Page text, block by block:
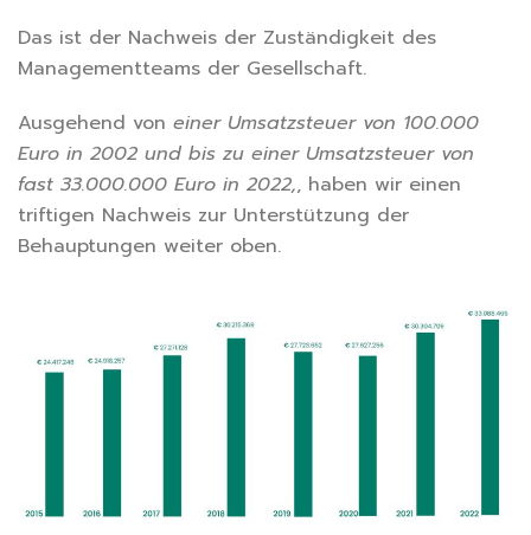
Das ist der Nachweis der Zuständigkeit des
Managementteams der Gesellschaft.
Ausgehend von einer Umsatzsteuer von 100.000
Euro in 2002 und bis zu einer Umsatzsteuer von
fast 33.000.000 Euro in 2022,, haben wir einen
triftigen Nachweis zur Unterstützung der
Behauptungen weiter oben.